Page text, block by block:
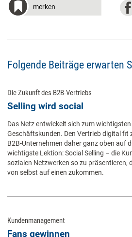
merken
Folgende Beiträge erwarten
Die Zukunft des B2B-Vertriebs
Selling wird social
Das Netz entwickelt sich zum
Geschäftskunden. Den Vertrieb digital fit
B2B-Unternehmen daher ganz oben auf
wichtigste Lektion: Social Selling – die
sozialen Netzwerken so zu präsentieren,
von selbst auf einen zukommen.
Kundenmanagement
Fans gewinnen